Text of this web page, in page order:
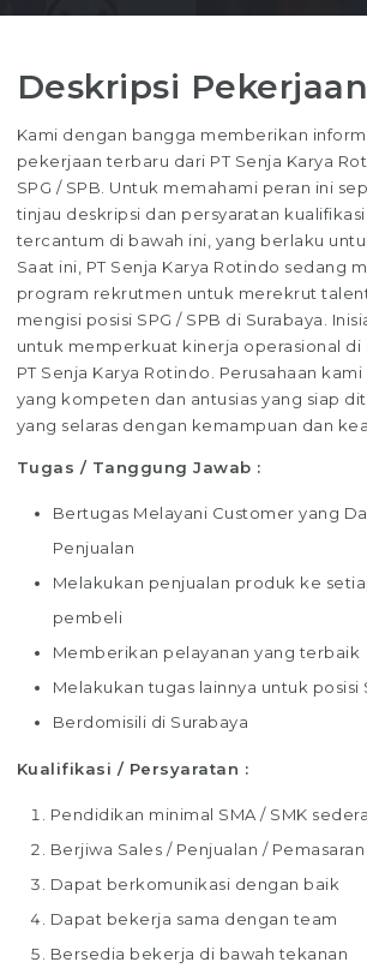
Deskripsi Pekerjaan
Kami dengan bangga memberikan
pekerjaan terbaru dari PT Senja Karya
SPG / SPB. Untuk memahami peran ini
tinjau deskripsi dan persyaratan
tercantum di bawah ini, yang berlaku
Saat ini, PT Senja Karya Rotindo sedang
program rekrutmen untuk merekrut
mengisi posisi SPG / SPB di Surabaya.
untuk memperkuat kinerja operasional di
PT Senja Karya Rotindo. Perusahaan
yang kompeten dan antusias yang siap
yang selaras dengan kemampuan dan
Tugas / Tanggung Jawab :
Bertugas Melayani Customer yang
Penjualan
Melakukan penjualan produk ke
pembeli
Memberikan pelayanan yang terbaik
Melakukan tugas lainnya untuk posisi
Berdomisili di Surabaya
Kualifikasi / Persyaratan :
Pendidikan minimal SMA / SMK
Berjiwa Sales / Penjualan / Pemasaran
Dapat berkomunikasi dengan baik
Dapat bekerja sama dengan team
Bersedia bekerja di bawah tekanan